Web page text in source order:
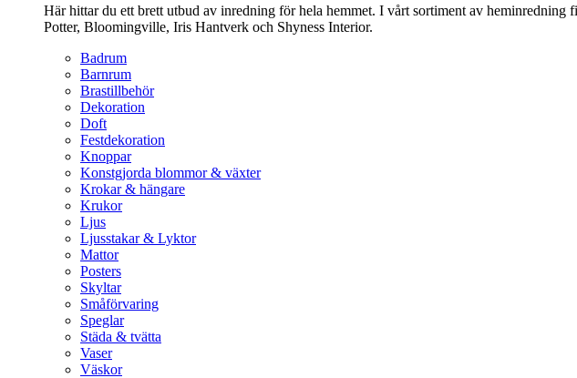
Här hittar du ett brett utbud av inredning för hela hemmet. I vårt sortiment av
Potter, Bloomingville, Iris Hantverk och Shyness Interior.
Badrum
Barnrum
Brastillbehör
Dekoration
Doft
Festdekoration
Knoppar
Konstgjorda blommor & växter
Krokar & hängare
Krukor
Ljus
Ljusstakar & Lyktor
Mattor
Posters
Skyltar
Småförvaring
Speglar
Städa & tvätta
Vaser
Väskor